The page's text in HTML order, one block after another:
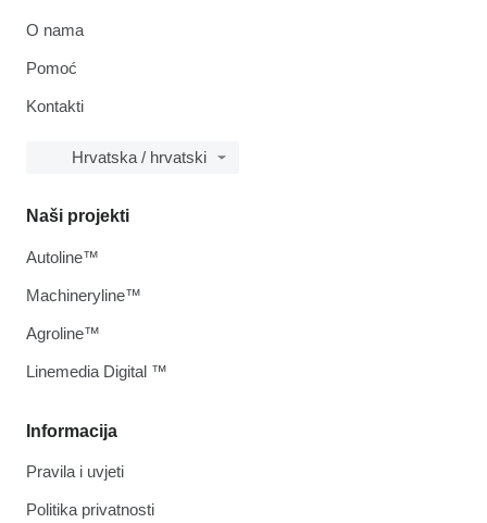
O nama
Pomoć
Kontakti
Hrvatska / hrvatski
Informacija
Pravila i uvjeti
Politika privatnosti
Naši projekti
Autoline™
Machineryline™
Agroline™
Linemedia Digital ™